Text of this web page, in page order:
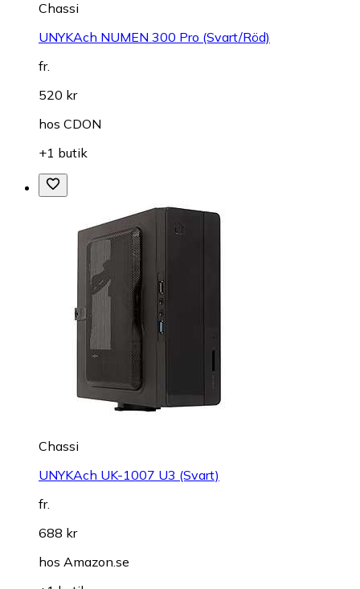
Chassi
UNYKAch NUMEN 300 Pro (Svart/Röd)
fr.
520 kr
hos CDON
+1 butik
Chassi
UNYKAch UK-1007 U3 (Svart)
fr.
688 kr
hos Amazon.se